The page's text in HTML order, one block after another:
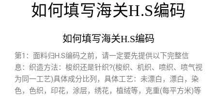
如何填写海关H.S编码
如何填写海关H.S编码
第1：面料归H.S编码之前，请一定要先提供以下完整信
息：织造方法：梭织还是针织?(梭织、机织、喷织、喷气视
为同一工艺)具体成分比列，具体工艺：未漂白，漂白，染
色，色织，印花，涂层，绣花，植绒等，克重(每平方米)等